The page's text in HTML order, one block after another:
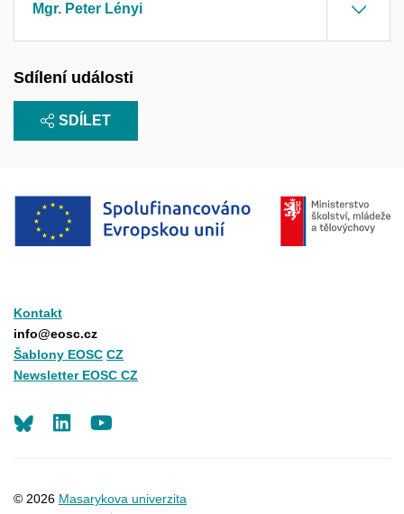
Mgr. Peter Lényi
Sdílení události
SDÍLET
Kontakt
info@eosc.cz
Šablony EOSC CZ
Newsletter EOSC CZ
© 2026 Masarykova univerzita
LinkedIn